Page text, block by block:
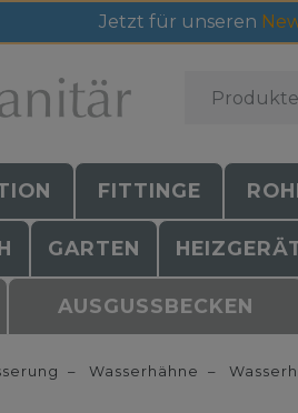
Jetzt für unseren
FITTINGE
GARTEN
AUSGUSSBECKEN
Wasserhähne